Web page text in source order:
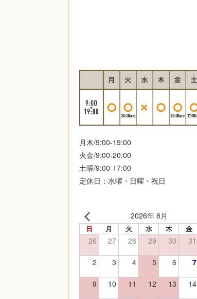
月木/9:00-19:00
火金/9:00-20:00
土曜/9:00-17:00
定休日：水曜・日曜・祝日
2026年 8月
日 月 火 水 木 金
26 27 28 29 30 31
2 3 4 5 6 7
9 10 11 12 13 14